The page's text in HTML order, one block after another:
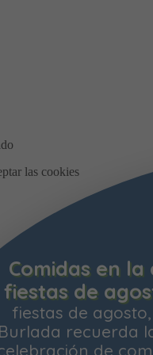
Bonificación
Territorial Ya
solicitar la
Contribución
Las